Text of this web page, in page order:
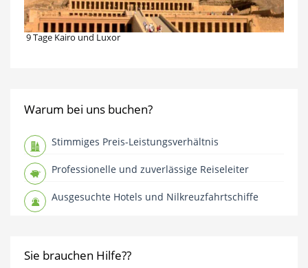
9 Tage Kairo und Luxor
Warum bei uns buchen?
Stimmiges Preis-Leistungsverhältnis
Professionelle und zuverlässige Reiseleiter
Ausgesuchte Hotels und Nilkreuzfahrtschiffe
Sie brauchen Hilfe??